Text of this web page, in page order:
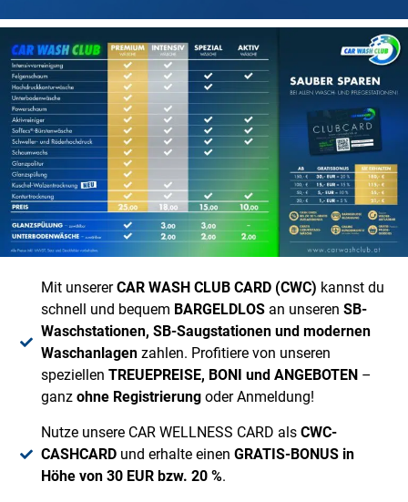
Mit unsererCAR WASH CLUB CARD (CWC) kannst du
schnell und bequem BARGELDLOS an unseren SB-
Waschstationen, SB-Saugstationen und modernen
Waschanlagenzahlen. Profitiere von unseren
speziellen TREUEPREISE, BONI und ANGEBOTEN –
ganz ohne Registrierung oder Anmeldung!
Nutze unsere CAR WELLNESS CARD als CWC-
CASHCARDund erhalte einen GRATIS-BONUS in
Höhe von 30 EUR bzw. 20 %.